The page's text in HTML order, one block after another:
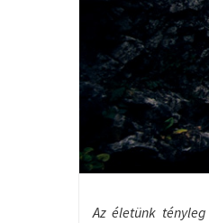
Az életünk